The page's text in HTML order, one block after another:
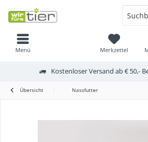
Menü Merkzettel
Kostenloser Versand ab € 50,-
Übersicht Nassfutter